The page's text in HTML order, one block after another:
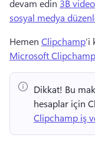
devam edin 3B
sosyal medya
Hemen Clipchamp’i
Microsoft
Dikkat! Bu
hesaplar için
Clipchamp iş